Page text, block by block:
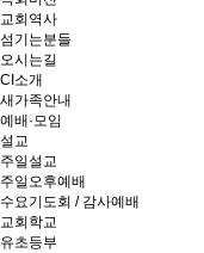
교회역사
섬기는분들
오시는길
CI소개
새가족안내
예배·모임
설교
주일설교
주일오후예배
수요기도회 / 감사예배
교회학교
유초등부